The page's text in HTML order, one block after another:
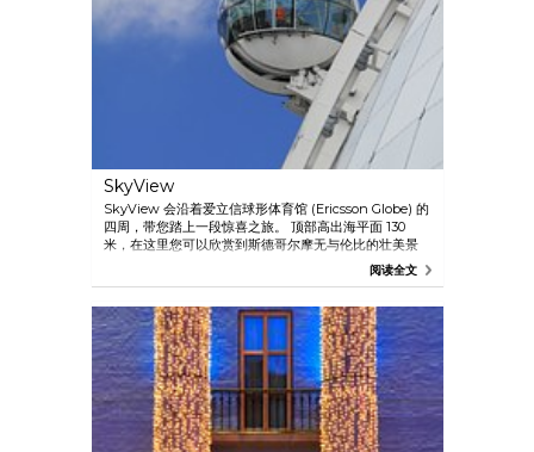
SkyView
SkyView 会沿着爱立信球形体育馆 (Ericsson Globe) 的
四周，带您踏上一段惊喜之旅。 顶部高出海平面 130
米，在这里您可以欣赏到斯德哥尔摩无与伦比的壮美景
致。 SkyView 包括两条玻璃贡多拉，每条可供 16 人乘
阅读全文